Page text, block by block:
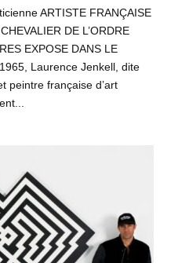
ARTISTE FRANÇAISE
DE L’ORDRE
EXPOSE DANS LE
Laurence Jenkell, dite
peintre française d’art